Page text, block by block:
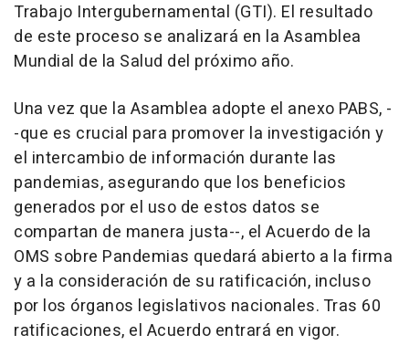
Trabajo Intergubernamental (GTI). El resultado
de este proceso se analizará en la Asamblea
Mundial de la Salud del próximo año.
Una vez que la Asamblea adopte el anexo PABS, -
-que es crucial para promover la investigación y
el intercambio de información durante las
pandemias, asegurando que los beneficios
generados por el uso de estos datos se
compartan de manera justa--, el Acuerdo de la
OMS sobre Pandemias quedará abierto a la firma
y a la consideración de su ratificación, incluso
por los órganos legislativos nacionales. Tras 60
ratificaciones, el Acuerdo entrará en vigor.